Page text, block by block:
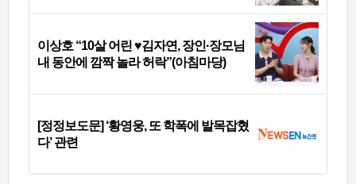
이상호 “10살 어린 ♥김자연, 장인·장모님
내 동안에 깜짝 놀라 허락”(아침마당)
[정정보도문] ‘황영웅, 또 학폭에 발목잡혔
다’ 관련